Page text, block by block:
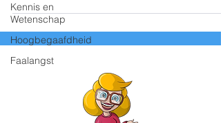
Kennis en
Wetenschap
Hoogbegaafdheid
Faalangst
zelfbeeld.